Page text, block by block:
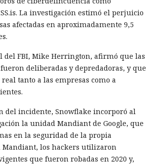
servidores a los centros de datos
ventas solo en los sectores automotriz
el marco de aranceles recíprocos y
— ahora están en la mira
y su reputación en mercados
condiciones, los negocios se convierten
de medidas de respuesta, y
participantes de la competencia de
La investigación estimó el perjuicio
afectadas en aproximadamente 9,5
del FBI, Mike Herrington, afirmó que las
deliberadas y depredadoras, y que
tanto a las empresas como a
del incidente, Snowflake incorporó al
la unidad Mandiant de Google, que
en la seguridad de la propia
Mandiant, los hackers utilizaron
que fueron robadas en 2020 y,